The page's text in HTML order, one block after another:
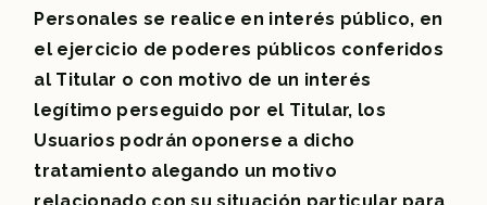
Personales se realice en interés público, en
el ejercicio de poderes públicos conferidos
al Titular o con motivo de un interés
legítimo perseguido por el Titular, los
Usuarios podrán oponerse a dicho
tratamiento alegando un motivo